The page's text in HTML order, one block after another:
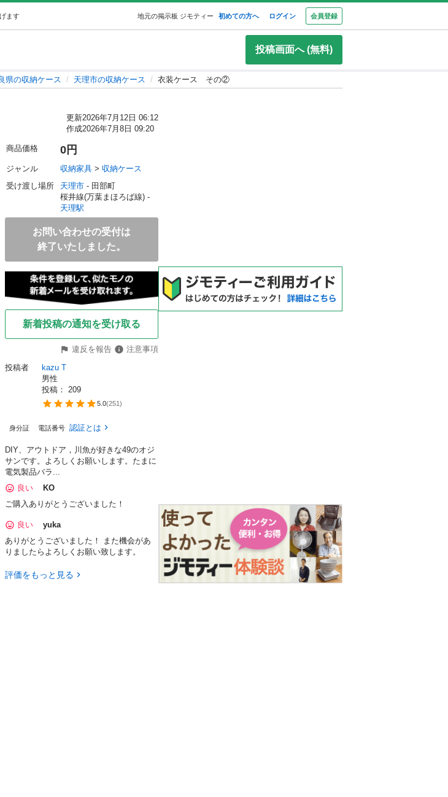
ます 地元の掲示板 ジモティー 初めての方へ ログイン 会員登録
投稿画面へ (無料)
県の収納ケース 天理市の収納ケース 衣装ケース その②
更新2026年7月12日 06:12
作成2026年7月8日 09:20
商品価格 0円
ジャンル 収納家具 > 収納ケース
受け渡し場所
天理市 - 田部町
天理駅
お問い合わせの受付は
終了いたしました。
新着投稿の通知を受け取る
違反を報告
注意事項
投稿者
kazu T
男性
投稿： 209
5.0(251 )
身分証 電話番号 認証とは
DIY、アウトドア，川魚が好きな49のオジ
サンです。よろしくお願いします。たまに
電気製品バラ...
良い
KO
ご購入ありがとうございました！
良い
yuka
ありがとうございました！ また機会があ
りましたらよろしくお願い致します。
評価をもっと見る